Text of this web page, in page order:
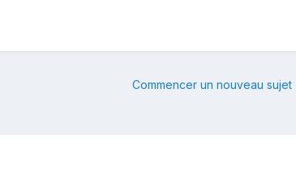
Commencer un nouveau sujet